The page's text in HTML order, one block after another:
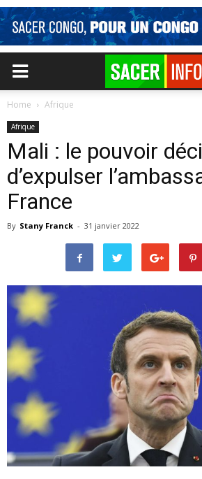
Home Afrique
Afrique
Mali : le pouvoir
d’expulser
France
By Stany Franck - 31 janvier 2022